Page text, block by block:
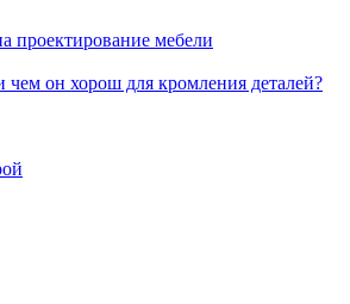
проектирование мебели
чем он хорош для кромления деталей?